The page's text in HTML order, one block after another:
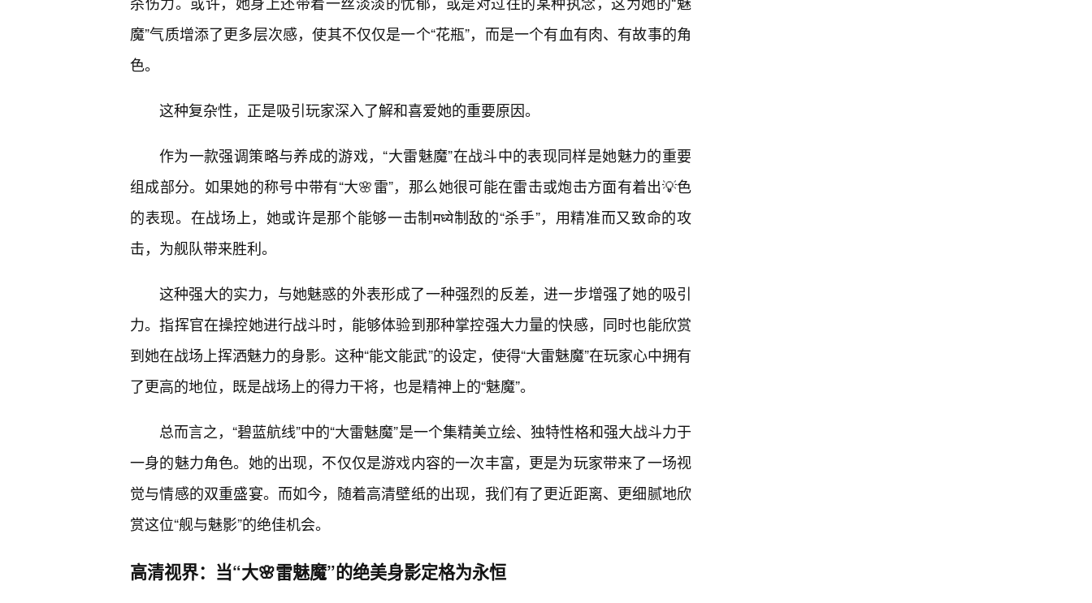
魔”气质增添了更多层次感，使其不仅仅是一个“花瓶”，而是一个有血有肉、有故事的角
色。
这种复杂性，正是吸引玩家深入了解和喜爱她的重要原因。
作为一款强调策略与养成的游戏，“大雷魅魔”在战斗中的表现同样是她魅力的重要
组成部分。如果她的称号中带有“大🌸雷”，那么她很可能在雷击或炮击方面有着出💡色
的表现。在战场上，她或许是那个能够一击制मध्ये制敌的“杀手”，用精准而又致命的攻
击，为舰队带来胜利。
这种强大的实力，与她魅惑的外表形成了一种强烈的反差，进一步增强了她的吸引
力。指挥官在操控她进行战斗时，能够体验到那种掌控强大力量的快感，同时也能欣赏
到她在战场上挥洒魅力的身影。这种“能文能武”的设定，使得“大雷魅魔”在玩家心中拥有
了更高的地位，既是战场上的得力干将，也是精神上的“魅魔”。
总而言之，“碧蓝航线”中的“大雷魅魔”是一个集精美立绘、独特性格和强大战斗力于
一身的魅力角色。她的出现，不仅仅是游戏内容的一次丰富，更是为玩家带来了一场视
觉与情感的双重盛宴。而如今，随着高清壁纸的出现，我们有了更近距离、更细腻地欣
赏这位“舰与魅影”的绝佳机会。
高清视界：当“大🌸雷魅魔”的绝美身影定格为永恒